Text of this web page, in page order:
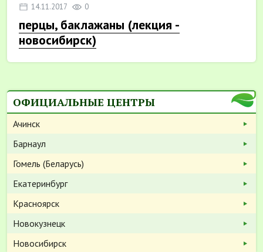
14.11.2017 0
перцы, баклажаны (лекция -
новосибирск)
ОФИЦИАЛЬНЫЕ ЦЕНТРЫ
Ачинск
Барнаул
Гомель (Беларусь)
Екатеринбург
Красноярск
Новокузнецк
Новосибирск